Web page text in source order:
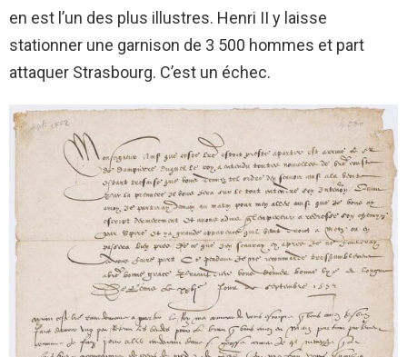
en est l’un des plus illustres. Henri II y laisse
stationner une garnison de 3 500 hommes et part
attaquer Strasbourg. C’est un échec.